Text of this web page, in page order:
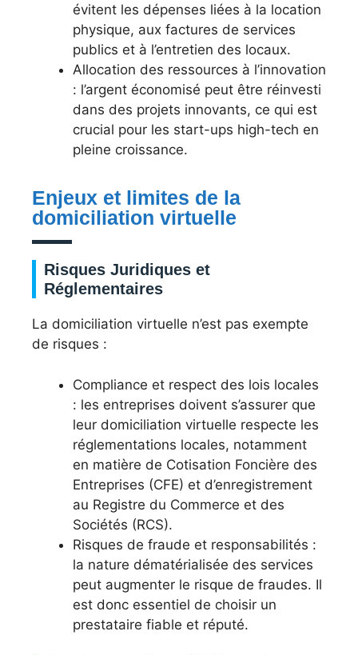
évitent les dépenses liées à la location
physique, aux factures de services
publics et à l’entretien des locaux.
Allocation des ressources à l’innovation
: l’argent économisé peut être réinvesti
dans des projets innovants, ce qui est
crucial pour les start-ups high-tech en
pleine croissance.
Enjeux et limites de la
domiciliation virtuelle
Risques Juridiques et
Réglementaires
La domiciliation virtuelle n’est pas exempte
de risques :
Compliance et respect des lois locales
: les entreprises doivent s’assurer que
leur domiciliation virtuelle respecte les
réglementations locales, notamment
en matière de Cotisation Foncière des
Entreprises (CFE) et d’enregistrement
au Registre du Commerce et des
Sociétés (RCS).
Risques de fraude et responsabilités :
la nature dématérialisée des services
peut augmenter le risque de fraudes. Il
est donc essentiel de choisir un
prestataire fiable et réputé.